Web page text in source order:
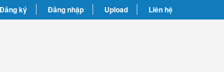
Đăng ký Đăng nhập Upload Liên hệ